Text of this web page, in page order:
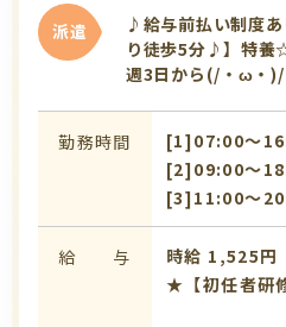
派遣
♪給与前払い制度
り徒歩5分♪】特
週3日から(/・ω・)/
勤務時間
[1]07:00〜
[2]09:00〜
[3]11:00〜
給 与
時給 1,525円
★【初任者研